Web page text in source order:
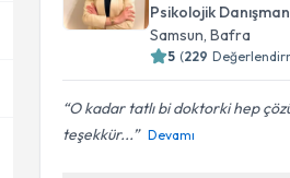
Psikolojik Danışman
Samsun , Bafra
5 (229
O kadar tatlı bi doktorki hep
teşekkür...
Devamı